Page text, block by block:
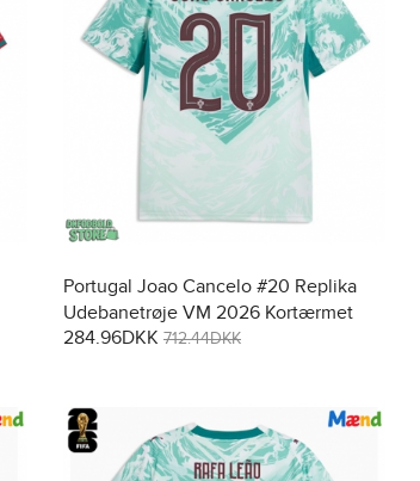
Portugal Joao Cancelo #20 Replika
Udebanetrøje VM 2026 Kortærmet
284.96DKK 712.44DKK